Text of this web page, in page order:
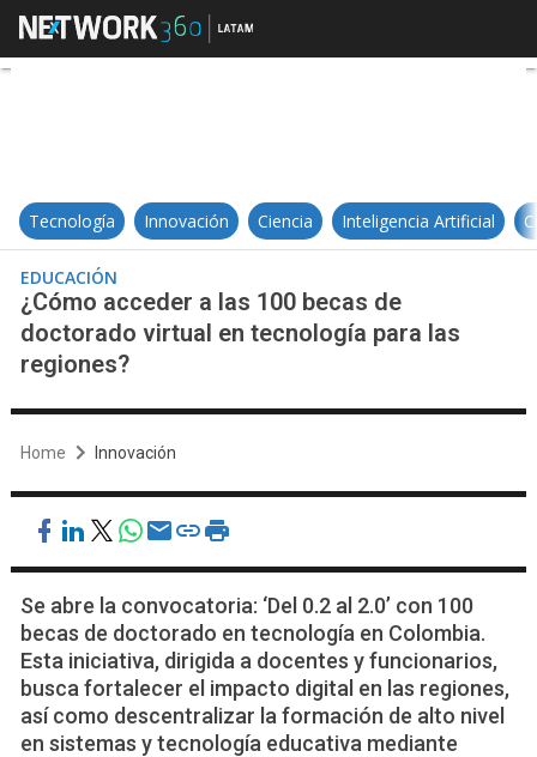
¿Cómo acceder a las 100 becas
Tecnología Innovación Ciencia Inteligencia Artificial
EDUCACIÓN
¿Cómo acceder a las 100 becas de
doctorado virtual en tecnología para las
regiones?
Home Innovación
Se abre la convocatoria: ‘Del 0.2 al 2.0’ con 100
becas de doctorado en tecnología en Colombia.
Esta iniciativa, dirigida a docentes y funcionarios,
busca fortalecer el impacto digital en las regiones,
así como descentralizar la formación de alto nivel
en sistemas y tecnología educativa mediante